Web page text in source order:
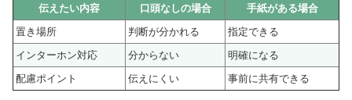
伝えたい内容 口頭なしの場合
手紙がある場合
置き場所
判断が分かれる
指定できる
インターホン対応
分からない
明確になる
配慮ポイント
伝えにくい 事前に共有できる